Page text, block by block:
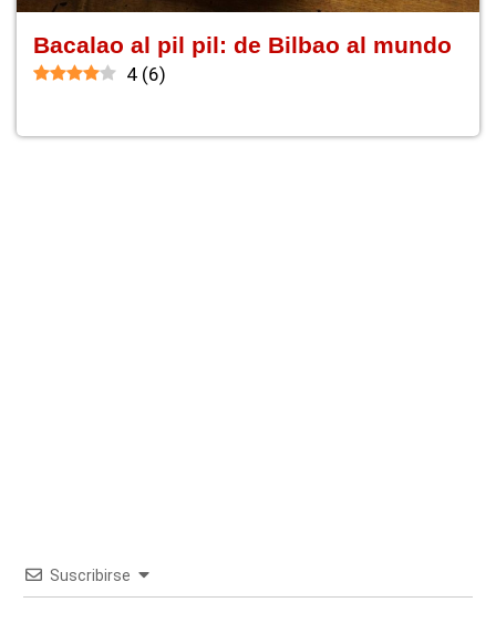
Bacalao al pil pil: de Bilbao al mundo
4 (6)
Suscribirse